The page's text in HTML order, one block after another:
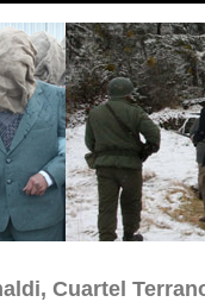
Cuartel